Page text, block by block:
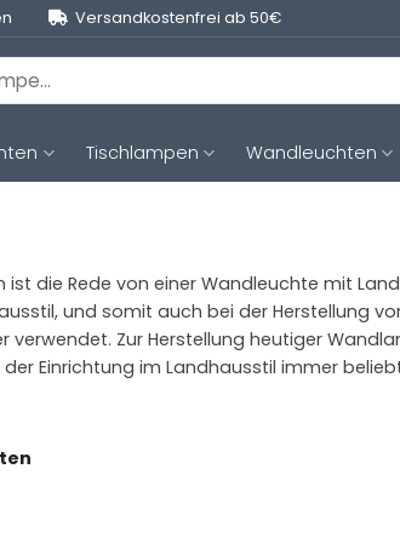
Versandkostenfrei ab 50€
Tischlampen Wandleuchten
die Rede von einer Wandleuchte mit
und somit auch bei der Herstellung
verwendet. Zur Herstellung heutiger
Einrichtung im Landhausstil immer